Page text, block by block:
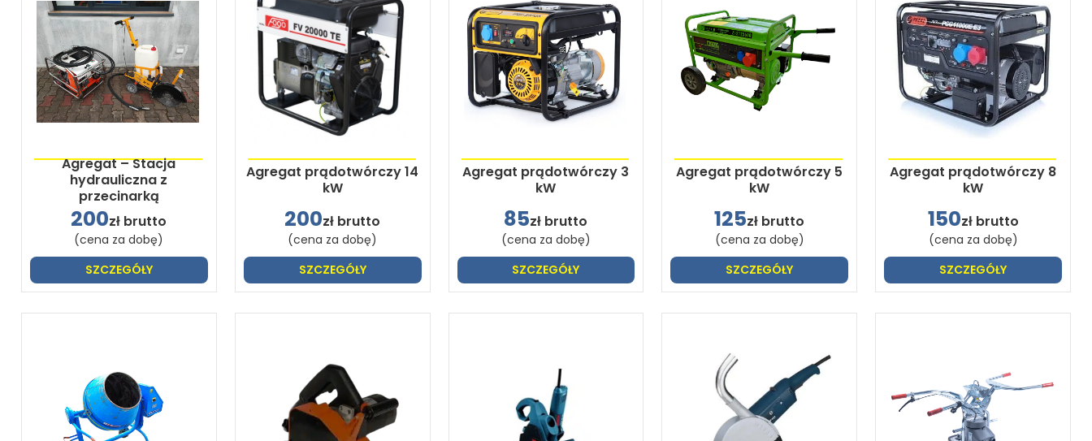
Agregat – Stacja
hydrauliczna z
przecinarką
200zł brutto
(cena za dobę)
SZCZEGÓŁY
Agregat prądotwórczy 14
kW
200zł brutto
(cena za dobę)
SZCZEGÓŁY
Agregat prądotwórczy 3
kW
85zł brutto
(cena za dobę)
SZCZEGÓŁY
Agregat prądotwórczy 5
kW
125zł brutto
(cena za dobę)
SZCZEGÓŁY
Agregat prądotwórczy 8
kW
150zł brutto
(cena za dobę)
SZCZEGÓŁY